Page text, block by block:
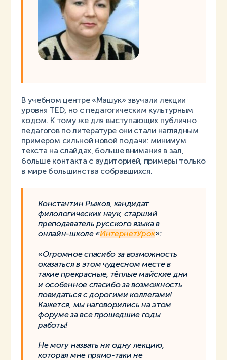
В учебном центре «Машук» звучали лекции
уровня TED, но с педагогическим культурным
кодом. К тому же для выступающих публично
педагогов по литературе они стали наглядным
примером сильной новой подачи: минимум
текста на слайдах, больше внимания в зал,
больше контакта с аудиторией, примеры только
в мире большинства собравшихся.
Константин Рыжов, кандидат
филологических наук, старший
преподаватель русского языка в
онлайн-школе «ИнтернетУрок»:
«Огромное спасибо за возможность
оказаться в этом чудесном месте в
такие прекрасные, тёплые майские дни
и особенное спасибо за возможность
повидаться с дорогими коллегами!
Кажется, мы наговорились на этом
форуме за все прошедшие годы
работы!
Не могу назвать ни одну лекцию,
которая мне прямо-таки не